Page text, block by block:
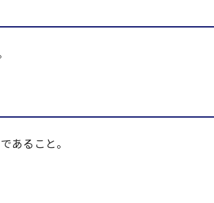
あること。